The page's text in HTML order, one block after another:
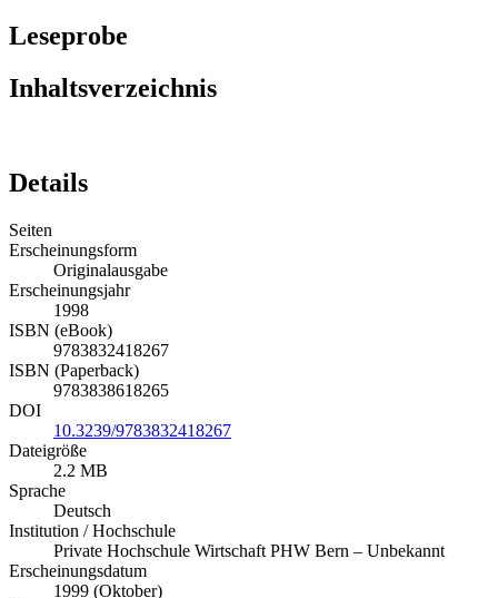
Leseprobe
Inhaltsverzeichnis
Details
Seiten
Erscheinungsform
Originalausgabe
Erscheinungsjahr
1998
ISBN (eBook)
9783832418267
ISBN (Paperback)
9783838618265
DOI
10.3239/9783832418267
Dateigröße
2.2 MB
Sprache
Deutsch
Institution / Hochschule
Private Hochschule Wirtschaft PHW Bern – Unbekannt
Erscheinungsdatum
1999 (Oktober)